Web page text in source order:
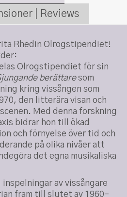
| Reviews
Rhedin Olrogstipendiet!
Olrogstipendiet för sin
berättaresom
kring vissången som
den litterära visan och
Med denna forskning
bidrar hon till ökad
och förnyelse över tid och
på olika nivåer att
det egna musikaliska
av vissångare
fram till slutet av 1960-